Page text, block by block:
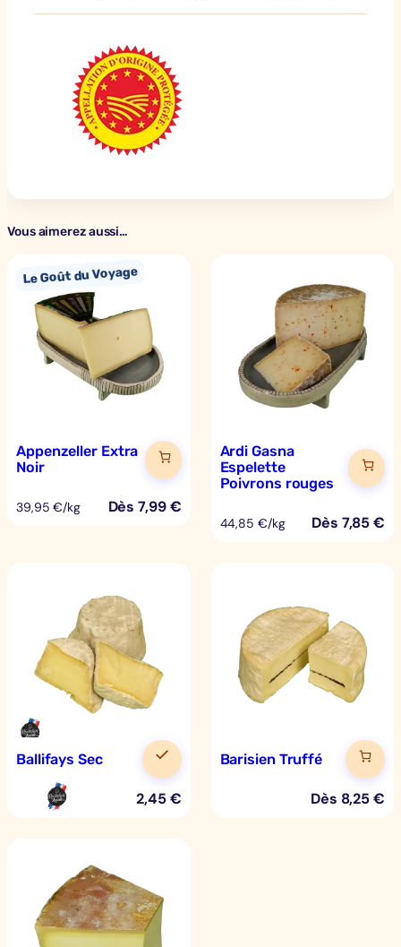
Vous aimerez aussi…
Appenzeller Extra
Noir
39,95 €/kg Dès7,99€
Ardi Gasna
Espelette
Poivrons rouges
44,85 €/kg Dès 7,85€
Ballifays Sec
2,45€
Barisien Truffé
Dès 8,25€